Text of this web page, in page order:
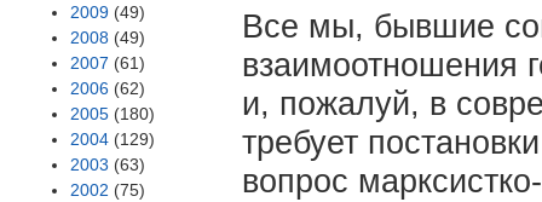
2009 (49)
2008 (49)
2007 (61)
2006 (62)
2005 (180)
2004 (129)
2003 (63)
2002 (75)
Все мы, бывшие
взаимоотношения
и, пожалуй, в
требует
вопрос